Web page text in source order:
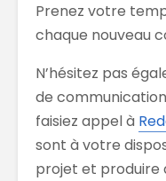
Prenez votre
chaque nouveau
N’hésitez pas
de
faisiez appel à
sont à votre
projet et produire